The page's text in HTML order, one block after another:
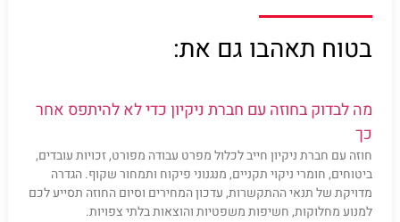
בטוח תאהבו גם את:
מה לבדוק בחוזה עם חברת ניקיון כדי לא להיתפס אחר
כך
חוזה עם חברת ניקיון חייב לכלול מפרט עבודה מפורט, זכויות עובדים,
ביטוחים, חומרי ניקוי תקניים, מנגנוני פיקוח ותמחור שקוף. הגדרה
מדויקת של תנאי ההתקשרות, עדכון המחירים וסיום החוזה תסייע לכם
למנוע מחלוקות, חשיפות משפטיות והוצאות בלתי צפויות.